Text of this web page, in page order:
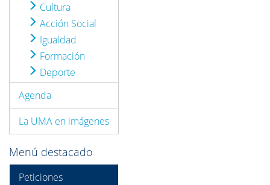
Cultura
Acción Social
Igualdad
Formación
Deporte
Agenda
La UMA en imágenes
Menú destacado
Peticiones